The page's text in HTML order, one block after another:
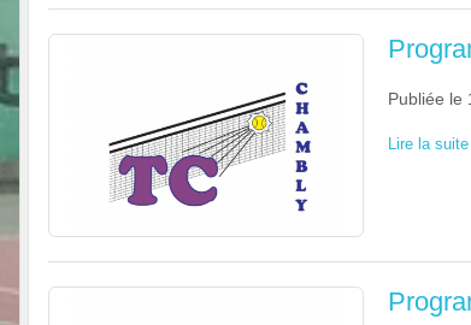
Publiée le
Lire la suite